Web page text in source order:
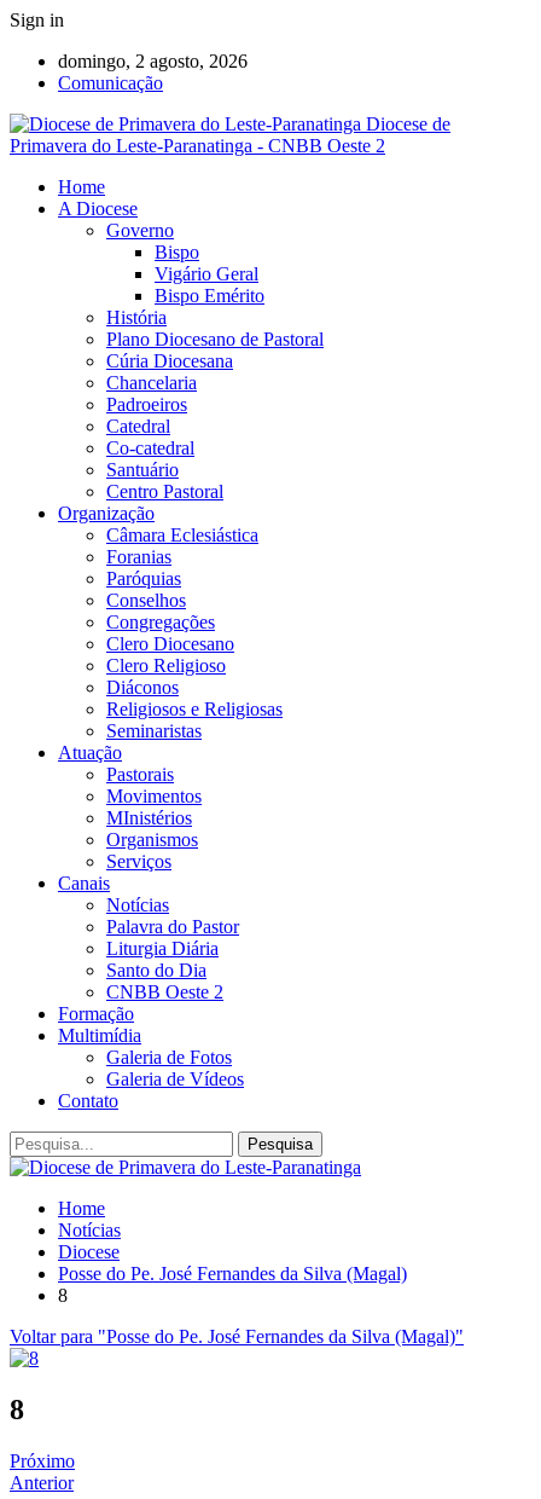
Sign in
domingo, 2 agosto, 2026
Comunicação
Diocese de
Primavera do Leste-Paranatinga - CNBB Oeste 2
Home
A Diocese
Governo
Bispo
Vigário Geral
Bispo Emérito
História
Plano Diocesano de Pastoral
Cúria Diocesana
Chancelaria
Padroeiros
Catedral
Co-catedral
Santuário
Centro Pastoral
Organização
Câmara Eclesiástica
Foranias
Paróquias
Conselhos
Congregações
Clero Diocesano
Clero Religioso
Diáconos
Religiosos e Religiosas
Seminaristas
Atuação
Pastorais
Movimentos
MInistérios
Organismos
Serviços
Canais
Notícias
Palavra do Pastor
Liturgia Diária
Santo do Dia
CNBB Oeste 2
Formação
Multimídia
Galeria de Fotos
Galeria de Vídeos
Contato
Home
Notícias
Diocese
Posse do Pe. José Fernandes da Silva (Magal)
8
Voltar para "Posse do Pe. José Fernandes da Silva (Magal)"
8
Próximo
Anterior